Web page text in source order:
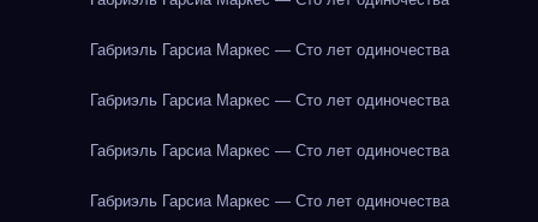
Габриэль Гарсиа Маркес — Сто лет одиночества
Габриэль Гарсиа Маркес — Сто лет одиночества
Габриэль Гарсиа Маркес — Сто лет одиночества
Габриэль Гарсиа Маркес — Сто лет одиночества